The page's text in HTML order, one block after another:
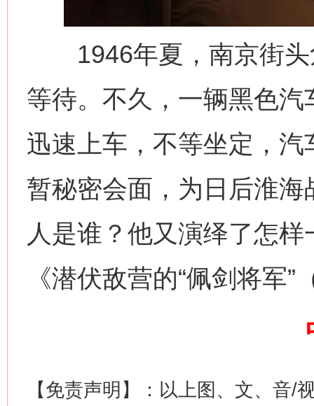
1946年夏，南京街头
等待。不久，一辆黑色
迅速上车，不等坐定，
暂秘密会面，为日后淮
人是谁？他又演绎了怎
《潜伏敌营的“佩剑将军”
【免责声明】：以上图、文、音/
这是一记警钟！ 谢